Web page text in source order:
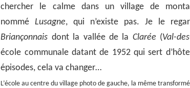
chercher le calme dans un village de
nomméLusagne, qui n’existe pas. Je le
Briançonnais dont la vallée de la Clarée (Val-
école communale datant de 1952 qui sert
épisodes, cela va changer…
L’école au centre du village photo de gauche, la même